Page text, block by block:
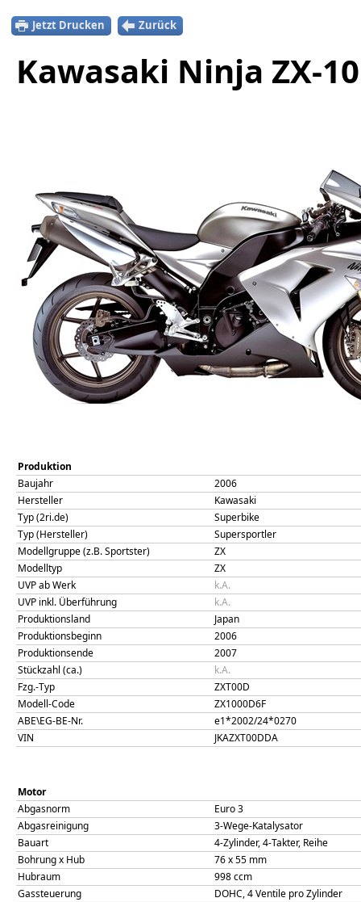
Jetzt Drucken Zurück
Kawasaki Ninja ZX-
Produktion
Baujahr
2006
Hersteller
Kawasaki
Typ (2ri.de)
Superbike
Typ (Hersteller)
Supersportler
Modellgruppe (z.B. Sportster)
ZX
Modelltyp
ZX
UVP ab Werk
k.A.
UVP inkl. Überführung
k.A.
Produktionsland
Japan
Produktionsbeginn
2006
Produktionsende
2007
Stückzahl (ca.)
k.A.
Fzg.-Typ
ZXT00D
Modell-Code
ZX1000D6F
ABE\EG-BE-Nr.
e1*2002/24*0270
VIN
JKAZXT00DDA
Motor
Abgasnorm
Euro 3
Abgasreinigung
3-Wege-Katalysator
Bauart
4-Zylinder, 4-Takter, Reihe
Bohrung x Hub
76x55 mm
Hubraum
998ccm
Gassteuerung
DOHC, 4 Ventile pro Zylinder